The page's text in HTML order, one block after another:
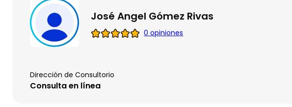
José Angel Gómez Rivas
0 opiniones
Dirección de Consultorio
Consulta en línea